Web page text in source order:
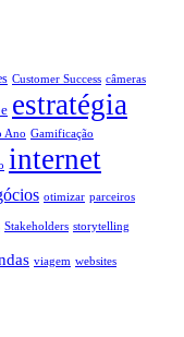
Customer Success câmeras
estratégia
Ano Gamificação
internet
otimizar parceiros
Stakeholders storytelling
viagem websites